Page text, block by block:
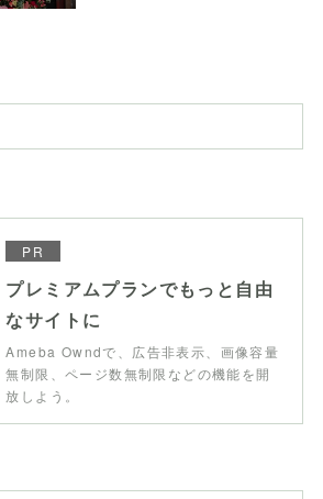
PR
プレミアムプランでもっと自由
なサイトに
Ameba Owndで、広告非表示、画像容量
無制限、ページ数無制限などの機能を開
放しよう。